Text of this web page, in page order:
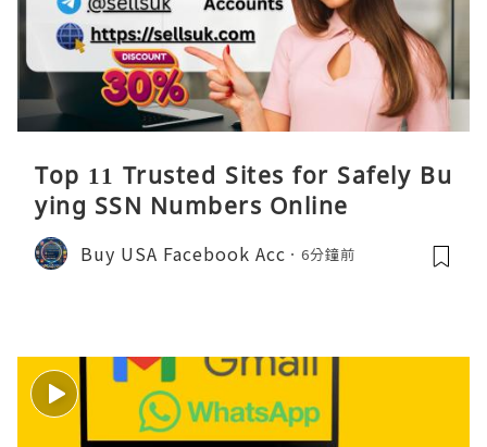
Top 11 Trusted Sites for Safely Bu
ying SSN Numbers Online
Buy USA Facebook Acc 6分鐘前